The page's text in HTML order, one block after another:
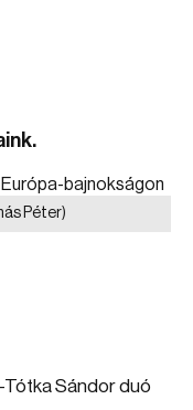
Péter)
Sándor duó